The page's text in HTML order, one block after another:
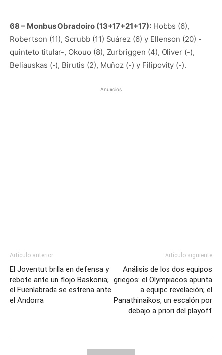
68 – Monbus Obradoiro (13+17+21+17): Hobbs (6),
Robertson (11), Scrubb (11) Suárez (6) y Ellenson (20) -
quinteto titular-, Okouo (8), Zurbriggen (4), Oliver (-),
Beliauskas (-), Birutis (2), Muñoz (-) y Filipovity (-).
Anuncios
Artículo anterior
El Joventut brilla en defensa y
rebote ante un flojo Baskonia;
el Fuenlabrada se estrena ante
el Andorra
Artículo siguiente
Análisis de los dos equipos
griegos: el Olympiacos apunta
a equipo revelación; el
Panathinaikos, un escalón por
debajo a priori del playoff